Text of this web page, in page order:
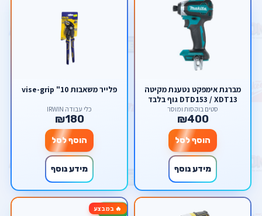
מברגת אימפקט נטענת מקיטה
DTD153 / XDT13 גוף בלבד
סטים בוקסות ומוסך
₪400
הוסף לסל
מידע נוסף
פלייר משאבות 10" vise-grip
כלי עבודה IRWIN
₪180
הוסף לסל
מידע נוסף
🔥 במבצע-25%